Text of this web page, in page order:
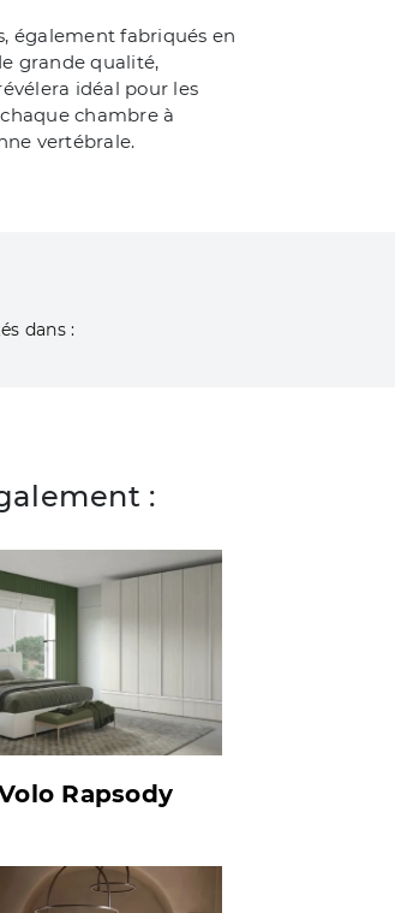
également fabriqués en
grande qualité,
idéal pour les
chambre à
vertébrale.
dans :
:
Rapsody